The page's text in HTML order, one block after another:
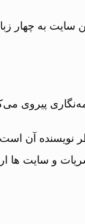
را از سال ۲۰۰۲ آغاز
پیروی
نویسنده آن
و سایت ها